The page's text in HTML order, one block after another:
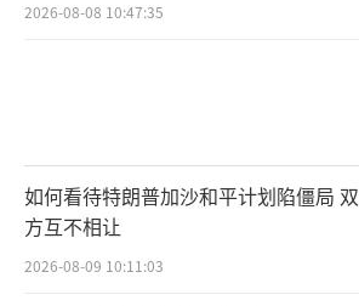
2026-08-08 10:47:35
如何看待特朗普加沙和平计划陷僵局 双
方互不相让
2026-08-09 10:11:03